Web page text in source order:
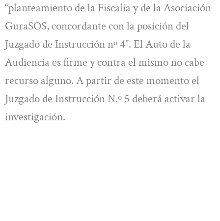
“planteamiento de la Fiscalía y de la Asociación
GuraSOS, concordante con la posición del
Juzgado de Instrucción nº 4”. El Auto de la
Audiencia es firme y contra el mismo no cabe
recurso alguno. A partir de este momento el
Juzgado de Instrucción N.º 5 deberá activar la
investigación.